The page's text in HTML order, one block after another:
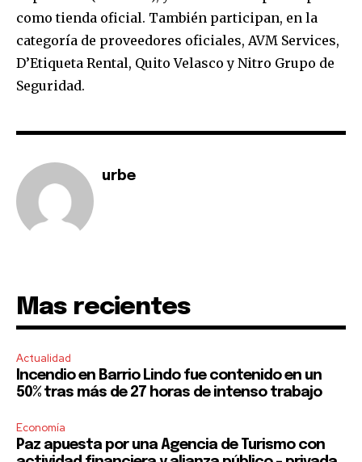
como tienda oficial. También participan, en la
categoría de proveedores oficiales, AVM Services,
D’Etiqueta Rental, Quito Velasco y Nitro Grupo de
Seguridad.
urbe
Mas recientes
Actualidad
Incendio en Barrio Lindo fue contenido en un
50% tras más de 27 horas de intenso trabajo
Economía
Paz apuesta por una Agencia de Turismo con